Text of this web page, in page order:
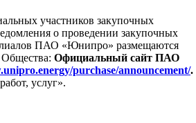
участников закупочных
о проведении закупочных
ПАО «Юнипро» размещаются
Официальный сайт ПАО
purchase/announcement/.
услуг».